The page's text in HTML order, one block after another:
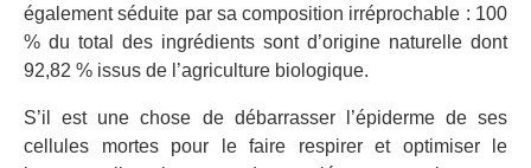
également séduite par sa composition irréprochable : 100
% du total des ingrédients sont d’origine naturelle dont
92,82 % issus de l’agriculture biologique.
S’il est une chose de débarrasser l’épiderme de ses
cellules mortes pour le faire respirer et optimiser le